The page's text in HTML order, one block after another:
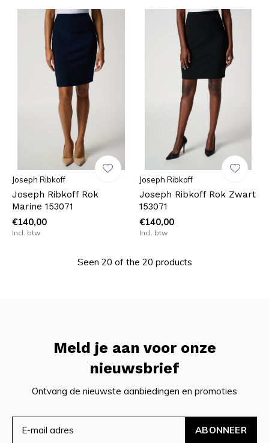
Joseph Ribkoff
Joseph Ribkoff Rok
Marine 153071
€140,00
Incl. btw
Joseph Ribkoff
Joseph Ribkoff Rok Zwart
153071
€140,00
Incl. btw
Seen 20 of the 20 products
Meld je aan voor onze
nieuwsbrief
Ontvang de nieuwste aanbiedingen en promoties
ABONNEER